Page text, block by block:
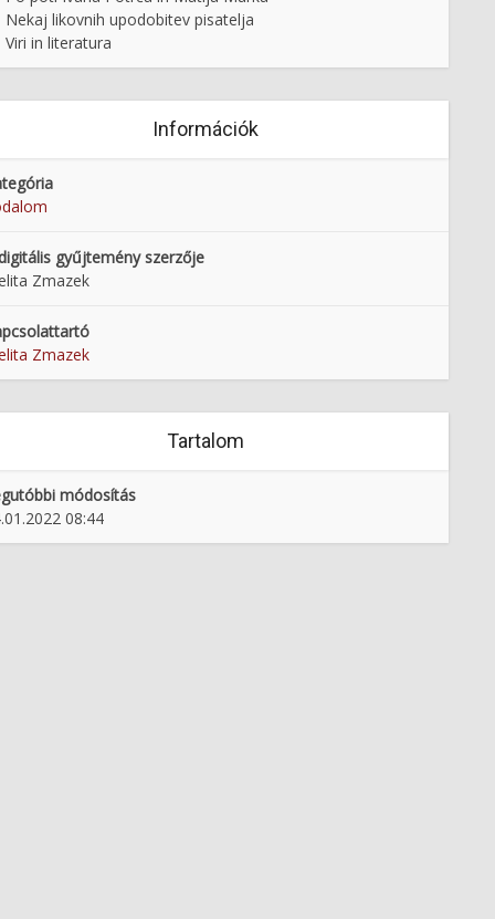
Nekaj likovnih upodobitev pisatelja
Viri in literatura
Információk
gyűjtemény szerzője
Zmazek
Zmazek
Tartalom
módosítás
08:44